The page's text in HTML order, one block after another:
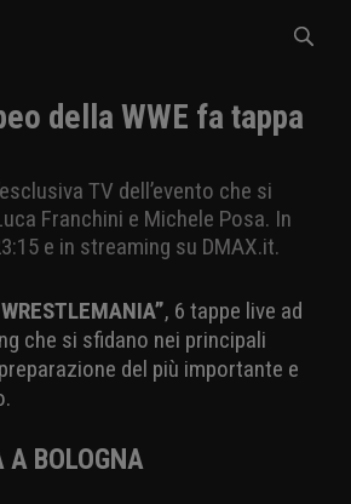
della WWE fa tappa
TV dell’evento che si
Franchini e Michele Posa. In
e in streaming su DMAX.it.
, 6 tappe live ad
che si sfidano nei principali
del più importante e
A BOLOGNA